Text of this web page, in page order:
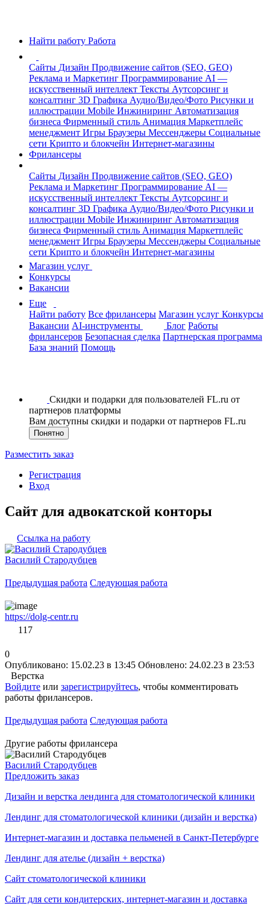
Найти работу Работа
Сайты Дизайн Продвижение сайтов (SEO, GEO)
Реклама и Маркетинг Программирование AI —
искусственный интеллект Тексты Аутсорсинг и
консалтинг 3D Графика Аудио/Видео/Фото Рисунки и
иллюстрации Mobile Инжиниринг Автоматизация
бизнеса Фирменный стиль Анимация Маркетплейс
менеджмент Игры Браузеры Мессенджеры Социальные
сети Крипто и блокчейн Интернет-магазины
Фрилансеры
Сайты Дизайн Продвижение сайтов (SEO, GEO)
Реклама и Маркетинг Программирование AI —
искусственный интеллект Тексты Аутсорсинг и
консалтинг 3D Графика Аудио/Видео/Фото Рисунки и
иллюстрации Mobile Инжиниринг Автоматизация
бизнеса Фирменный стиль Анимация Маркетплейс
менеджмент Игры Браузеры Мессенджеры Социальные
сети Крипто и блокчейн Интернет-магазины
Магазин услуг
Конкурсы
Вакансии
Еще
Найти работу Все фрилансеры Магазин услуг Конкурсы
Вакансии AI-инструменты Блог Работы
фрилансеров Безопасная сделка Партнерская программа
База знаний Помощь
Скидки и подарки для пользователей FL.ru от
партнеров платформы
Вам доступны скидки и подарки от партнеров FL.ru
Понятно
Разместить заказ
Регистрация
Вход
Сайт для адвокатской конторы
Ссылка на работу
Василий Стародубцев
Предыдущая работа Следующая работа
https://dolg-centr.ru
117
0
Опубликовано: 15.02.23 в 13:45 Обновлено: 24.02.23 в 23:53
Верстка
Войдите или зарегистрируйтесь, чтобы комментировать
работы фрилансеров.
Предыдущая работа Следующая работа
Другие работы фрилансера
Василий Стародубцев
Предложить заказ
Дизайн и верстка лендинга для стоматологической клиники
Лендинг для стоматологической клиники (дизайн и верстка)
Интернет-магазин и доставка пельменей в Санкт-Петербурге
Лендинг для ателье (дизайн + верстка)
Сайт стоматологической клиники
Сайт для сети кондитерских, интернет-магазин и доставка